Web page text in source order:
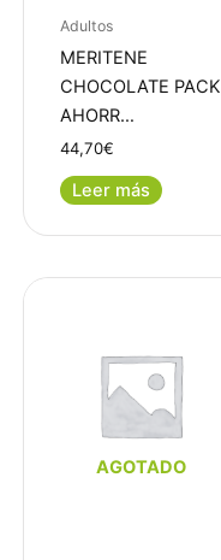
Adultos
MERITENE
CHOCOLATE PACK
AHORR…
44,70€
Leer más
AGOTADO